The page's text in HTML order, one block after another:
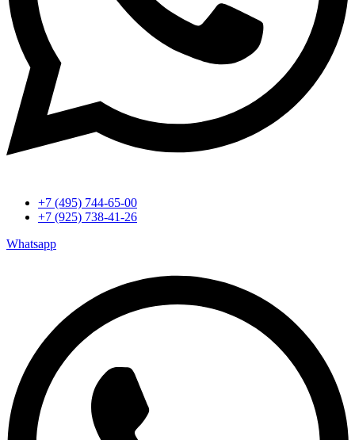
+7 (495) 744-65-00
+7 (925) 738-41-26
Whatsapp